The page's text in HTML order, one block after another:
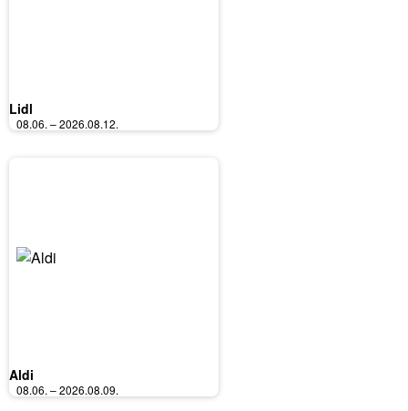
Lidl
08.06. – 2026.08.12.
Aldi
08.06. – 2026.08.09.